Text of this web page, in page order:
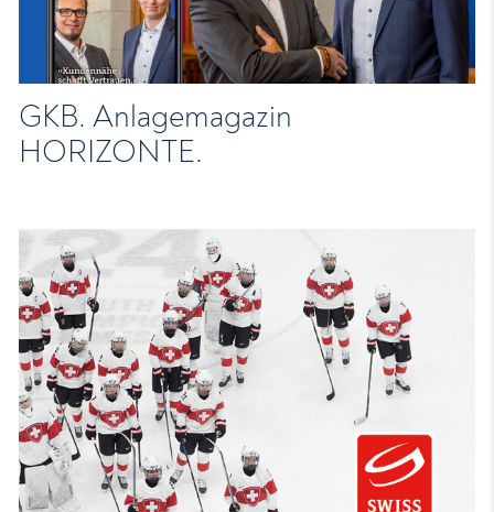
GKB. Anlagemagazin
HORIZONTE.